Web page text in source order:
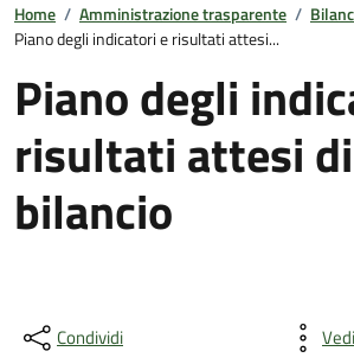
Home / Amministrazione trasparente /
Piano degli indicatori e risultati attesi...
Piano degli
risultati attesi di
bilancio
Condividi